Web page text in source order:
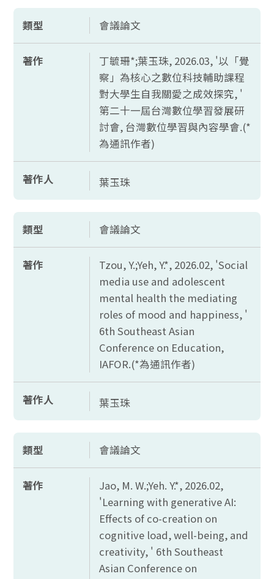
類型 會議論文
著作
丁毓珊*;葉玉珠, 2026.03, '以「覺
察」為核心之數位科技輔助課程
對大學生自我關愛之成效探究, '
第二十一屆台灣數位學習發展研
討會, 台灣數位學習與內容學會.(*
為通訊作者)
著作人 葉玉珠
類型 會議論文
著作
Tzou, Y.;Yeh, Y.*, 2026.02, 'Social
media use and adolescent
mental health the mediating
roles of mood and happiness, '
6th Southeast Asian
Conference on Education,
IAFOR.(*為通訊作者)
著作人 葉玉珠
類型 會議論文
著作
Jao, M. W.;Yeh. Y.*, 2026.02,
'Learning with generative AI:
Effects of co-creation on
cognitive load, well-being, and
creativity, ' 6th Southeast
Asian Conference on